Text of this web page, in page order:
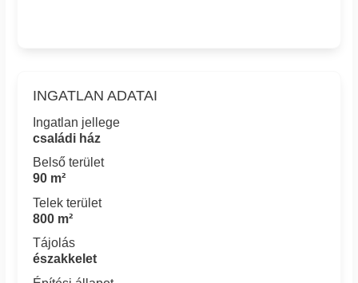
INGATLAN ADATAI
Ingatlan jellege
családi ház
Belső terület
90 m²
Telek terület
800 m²
Tájolás
északkelet